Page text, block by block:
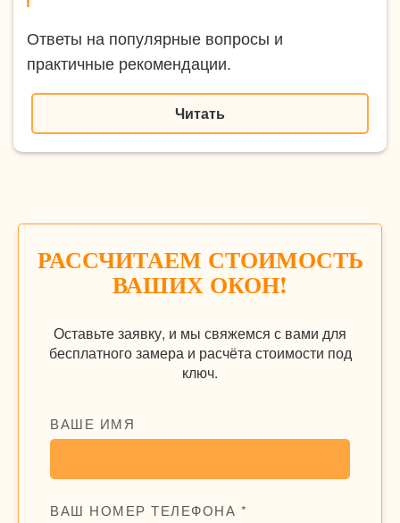
Ответы на популярные вопросы и
практичные рекомендации.
Читать
РАССЧИТАЕМ СТОИМОСТЬ
ВАШИХ ОКОН!
Оставьте заявку, и мы свяжемся с вами для
бесплатного замера и расчёта стоимости под
ключ.
ВАШЕ ИМЯ
ВАШ НОМЕР ТЕЛЕФОНА *